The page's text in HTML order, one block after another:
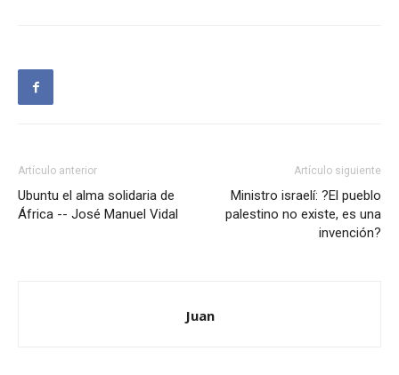
Artículo anterior
Ubuntu el alma solidaria de
África -- José Manuel Vidal
Artículo siguiente
Ministro israelí: ?El pueblo
palestino no existe, es una
invención?
Juan